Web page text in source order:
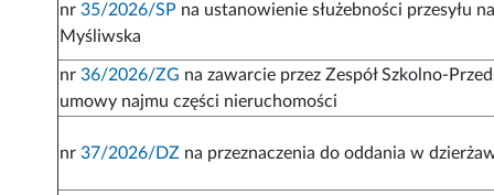
nr35/2026/SP na ustanowienie służebności przesyłu
Myśliwska
nr36/2026/ZG na zawarcie przez Zespół Szkolno-
umowy najmu części nieruchomości
nr37/2026/DZ na przeznaczenia do oddania w